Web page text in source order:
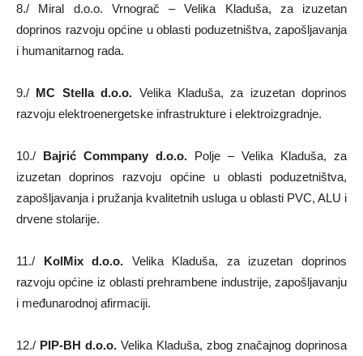
8./ Miral d.o.o. Vrnograč – Velika Kladuša, za izuzetan
doprinos razvoju općine u oblasti poduzetništva, zapošljavanja
i humanitarnog rada.
9./ MC Stella d.o.o. Velika Kladuša, za izuzetan doprinos
razvoju elektroenergetske infrastrukture i elektroizgradnje.
10./ Bajrić Commpany d.o.o. Polje – Velika Kladuša, za
izuzetan doprinos razvoju općine u oblasti poduzetništva,
zapošljavanja i pružanja kvalitetnih usluga u oblasti PVC, ALU i
drvene stolarije.
11./ KolMix d.o.o. Velika Kladuša, za izuzetan doprinos
razvoju općine iz oblasti prehrambene industrije, zapošljavanju
i međunarodnoj afirmaciji.
12./ PIP-BH d.o.o. Velika Kladuša, zbog značajnog doprinosa